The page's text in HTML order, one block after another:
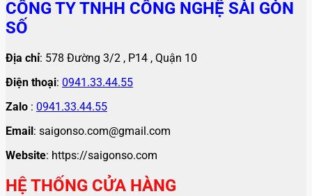
CÔNG TY TNHH CÔNG NGHỆ SÀI GÒN
SỐ
Địa chỉ: 578 Đường 3/2 , P14 , Quận 10
Điện thoại: 0941.33.44.55
Zalo : 0941.33.44.55
Email: saigonso.com@gmail.com
Website: https://saigonso.com
HỆ THỐNG CỬA HÀNG